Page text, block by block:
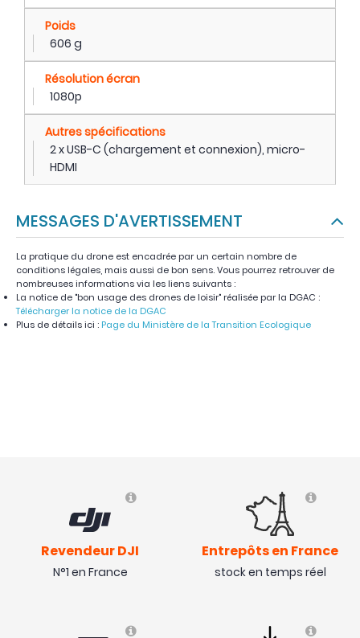
Poids
606 g
Résolution écran
1080p
Autres spécifications
2 x USB-C (chargement et connexion), micro-
HDMI
MESSAGES D'AVERTISSEMENT
La pratique du drone est encadrée par un certain nombre de
conditions légales, mais aussi de bon sens. Vous pourrez retrouver de
nombreuses informations via les liens suivants :
La notice de "bon usage des drones de loisir" réalisée par la DGAC :
Télécharger la notice de la DGAC
Plus de détails ici : Page du Ministère de la Transition Ecologique
Revendeur DJI
N°1 en France
Entrepôts en France
stock en temps réel